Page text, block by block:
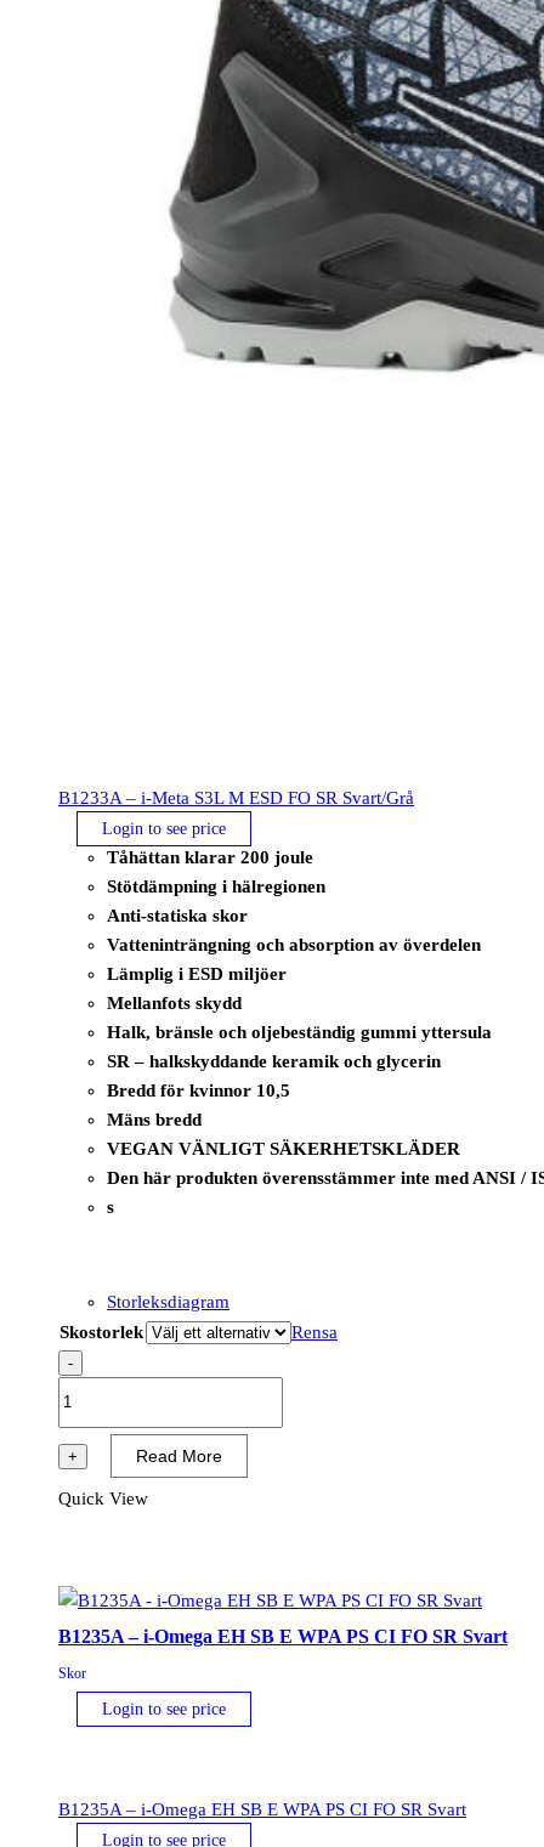
B1233A – i-Meta S3L M ESD FO SR Svart/Grå
Login to see price
Tåhättan klarar 200 joule
Stötdämpning i hälregionen
Anti-statiska skor
Vatteninträngning och absorption av överdelen
Lämplig i ESD miljöer
Mellanfots skydd
Halk, bränsle och oljebeständig gummi yttersula
SR – halkskyddande keramik och glycerin
Bredd för kvinnor 10,5
Mäns bredd
VEGAN VÄNLIGT SÄKERHETSKLÄDER
Den här produkten överensstämmer inte med ANSI /
s
Storleksdiagram
Skostorlek
Rensa
-
i-
S3L
FO
mängd
+ Read More
Quick View
B1235A – i-Omega EH SB E WPA PS CI FO SR Svart
Skor
Login to see price
B1235A – i-Omega EH SB E WPA PS CI FO SR Svart
Login to see price